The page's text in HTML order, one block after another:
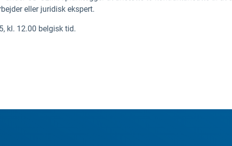
eller juridisk ekspert.
kl. 12.00 belgisk tid.